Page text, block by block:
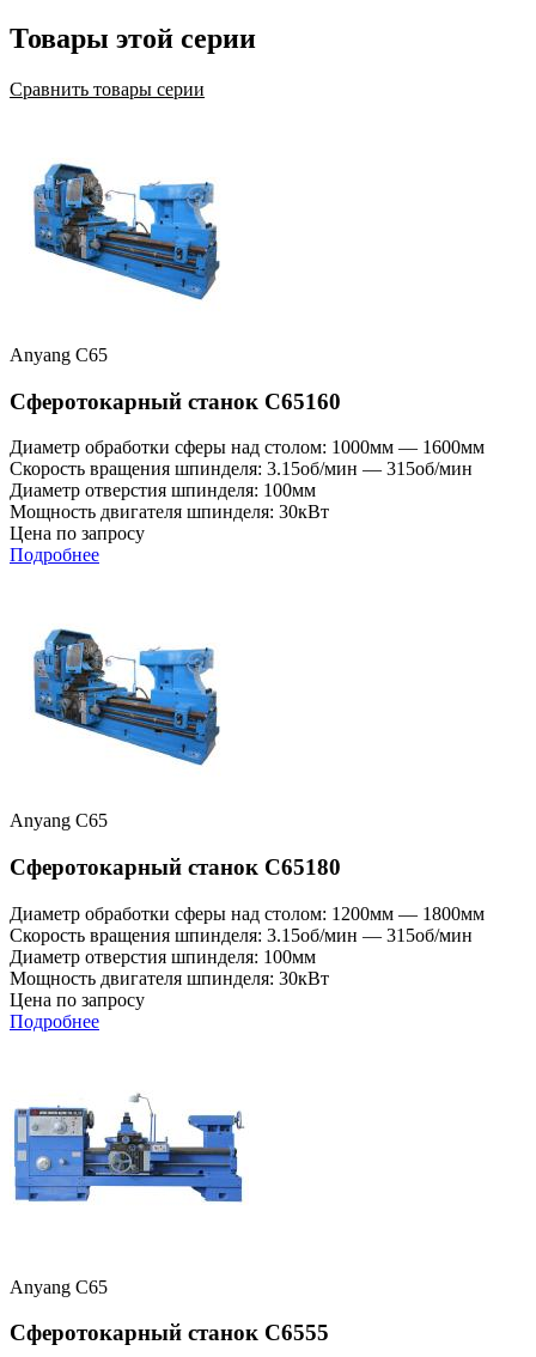
Товары этой серии
Сравнить товары серии
Anyang C65
Сферотокарный станок C65160
Диаметр обработки сферы над столом: 1000мм — 1600мм
Скорость вращения шпинделя: 3.15об/мин — 315об/мин
Диаметр отверстия шпинделя: 100мм
Мощность двигателя шпинделя: 30кВт
Цена по запросу
Подробнее
Anyang C65
Сферотокарный станок C65180
Диаметр обработки сферы над столом: 1200мм — 1800мм
Скорость вращения шпинделя: 3.15об/мин — 315об/мин
Диаметр отверстия шпинделя: 100мм
Мощность двигателя шпинделя: 30кВт
Цена по запросу
Подробнее
Anyang C65
Сферотокарный станок C6555